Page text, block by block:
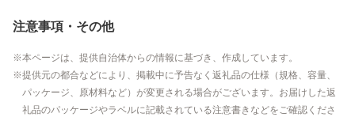
注意事項・その他
本ページは、提供自治体からの情報に基づき、作成しています。
提供元の都合などにより、掲載中に予告なく返礼品の仕様（規格、容量、
パッケージ、原材料など）が変更される場合がございます。お届けした返
礼品のパッケージやラベルに記載されている注意書きなどをご確認くださ